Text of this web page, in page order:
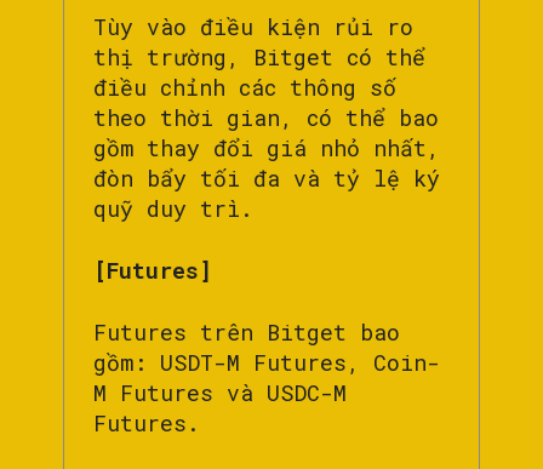
Tùy vào điều kiện rủi ro
thị trường, Bitget có thể
điều chỉnh các thông số
theo thời gian, có thể bao
gồm thay đổi giá nhỏ nhất,
đòn bẩy tối đa và tỷ lệ ký
quỹ duy trì.
[Futures]
Futures trên Bitget bao
gồm: USDT-M Futures, Coin-
M Futures và USDC-M
Futures.